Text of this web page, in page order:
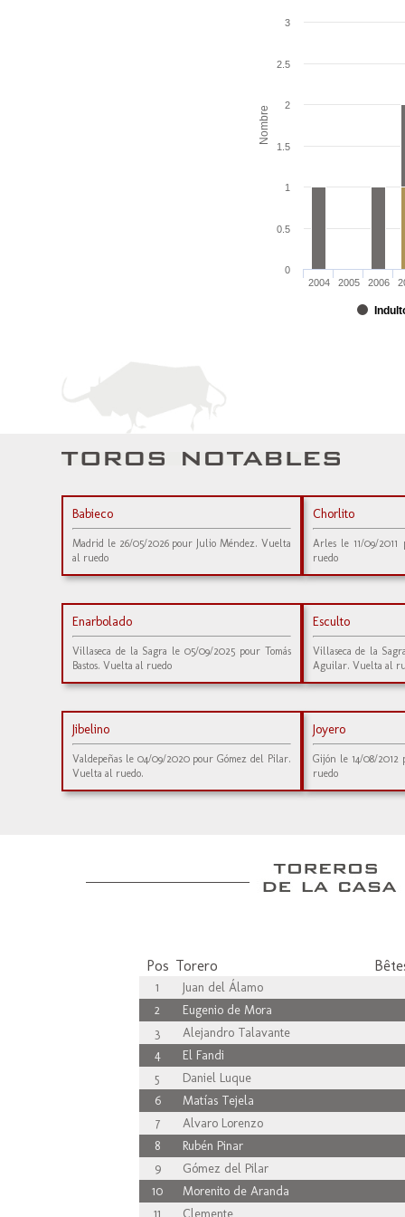
Nombre
2004 2005 2006
0
0.5
1
1.5
2
2.5
3
Babieco
Madrid le 26/05/2026 pour Julio Méndez. Vuelta
al ruedo
Chorlito
Arles le 11/09/
ruedo
Enarbolado
Villaseca de la Sagra le 05/09/2025 pour Tomás
Bastos. Vuelta al ruedo
Esculto
Villaseca de la
Aguilar. Vuelta al
Jibelino
Valdepeñas le 04/09/2020 pour Gómez del Pilar.
Vuelta al ruedo.
Joyero
Gijón le 14/08/2012
ruedo
Pos Torero
1
Juan del Álamo
2
Eugenio de Mora
3
Alejandro Talavante
4
El Fandi
5
Daniel Luque
6
Matías Tejela
7
Alvaro Lorenzo
8
Rubén Pinar
9
Gómez del Pilar
10
Morenito de Aranda
11
Clemente